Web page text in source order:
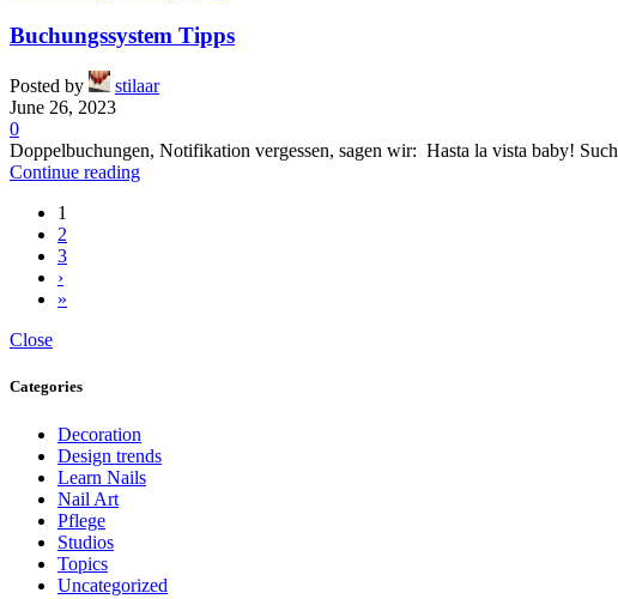
Buchungssystem Tipps
Posted by
stilaar
June 26, 2023
0
Doppelbuchungen, Notifikation vergessen, sagen wir: Hasta la vista baby!
Continue reading
1
2
3
›
»
Close
Categories
Decoration
Design trends
Learn Nails
Nail Art
Pflege
Studios
Topics
Uncategorized